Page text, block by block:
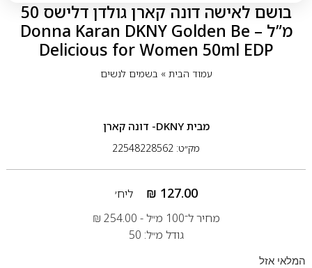
בושם לאישה דונה קארן גולדן דלישס 50
מ”ל – Donna Karan DKNY Golden Be
Delicious for Women 50ml EDP
עמוד הבית» בשמים לנשים
מבית DKNY- דונה קארן
מק״ט: 22548228562
₪ 127.00
ליח׳
מחיר ל־100 מ״ל -
₪ 254.00
גודל מ״ל: 50
המלאי אזל